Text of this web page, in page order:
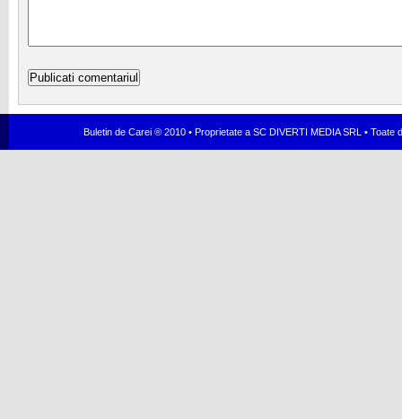
Buletin de Carei ® 2010 • Proprietate a SC DIVERTI MEDIA SRL •